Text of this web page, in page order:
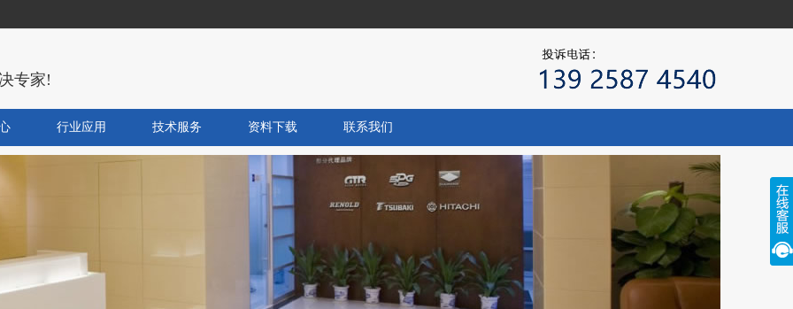
专家!
行业应用 技术服务 资料下载 联系我们